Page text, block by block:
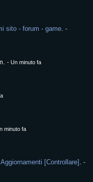
sito - forum - game. -
- Un minuto fa
minuto fa
[Controllare] . -